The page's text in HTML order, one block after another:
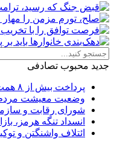
جدید محبوب تصادفی
پرداخت بیش از ۸ همت وام ازدواج به زوج‌های جوان توسط بانک ملی ایران
وضعیت معیشت مردم و
شورای رقابت و
انسداد تنگه هرمز،
ائتلاف واشنگتن و